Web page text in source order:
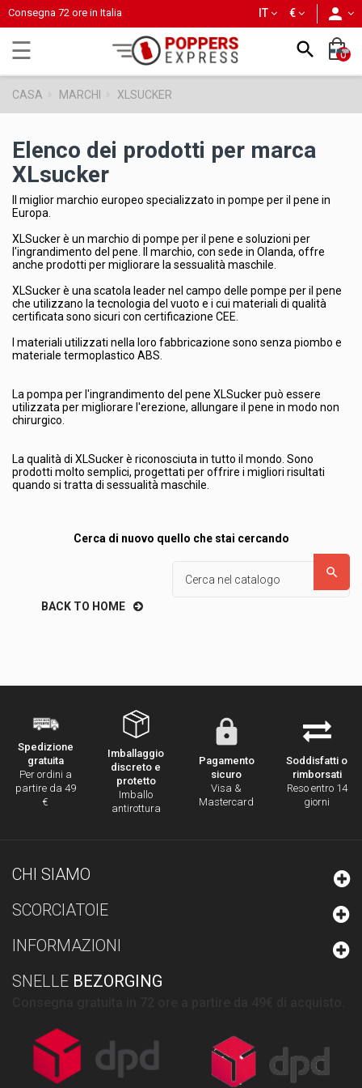
Consegna 72 ore in Italia €
IT
navigazione
Toggle
☰  0
CASA MARCHI XLSUCKER
Elenco dei prodotti per marca
XLsucker
Il miglior marchio europeo specializzato in pompe per il pene in
Europa.
XLSucker è un marchio di pompe per il pene e soluzioni per
l'ingrandimento del pene. Il marchio, con sede in Olanda, offre
anche prodotti per migliorare la sessualità maschile.
XLSucker è una scatola leader nel campo delle pompe per il pene
che utilizzano la tecnologia del vuoto e i cui materiali di qualità
certificata sono sicuri con certificazione CEE.
I materiali utilizzati nella loro fabbricazione sono senza piombo e
materiale termoplastico ABS.
La pompa per l'ingrandimento del pene XLSucker può essere
utilizzata per migliorare l'erezione, allungare il pene in modo non
chirurgico.
La qualità di XLSucker è riconosciuta in tutto il mondo. Sono
prodotti molto semplici, progettati per offrire i migliori risultati
quando si tratta di sessualità maschile.
Cerca di nuovo quello che stai cercando

BACK TO HOME
Spedizione
gratuita
Per ordini a
partire da 49
€
Imballaggio
discreto e
protetto
Imballo
antirottura
Pagamento
sicuro
Visa &
Mastercard
Soddisfatti o
rimborsati
Reso entro 14
giorni
CHI SIAMO
SCORCIATOIE
INFORMAZIONI
SNELLE BEZORGING